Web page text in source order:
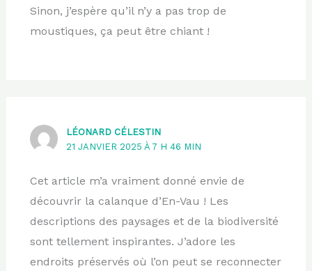
Sinon, j’espère qu’il n’y a pas trop de
moustiques, ça peut être chiant !
LÉONARD CÉLESTIN
21 JANVIER 2025 À 7 H 46 MIN
Cet article m’a vraiment donné envie de
découvrir la calanque d’En-Vau ! Les
descriptions des paysages et de la biodiversité
sont tellement inspirantes. J’adore les
endroits préservés où l’on peut se reconnecter